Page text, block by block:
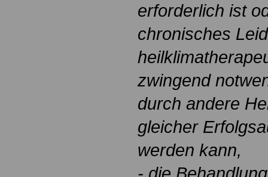
erforderlich ist
chronisches
zwingend
durch andere
gleicher
werden kann,